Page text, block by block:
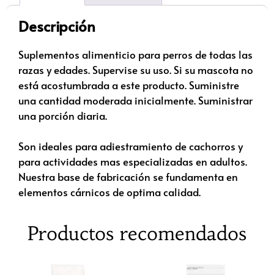
Descripción
Suplementos alimenticio para perros de todas las
razas y edades. Supervise su uso. Si su mascota no
está acostumbrada a este producto. Suministre
una cantidad moderada inicialmente. Suministrar
una porción diaria.
Son ideales para adiestramiento de cachorros y
para actividades mas especializadas en adultos.
Nuestra base de fabricación se fundamenta en
elementos cárnicos de optima calidad.
Productos recomendados